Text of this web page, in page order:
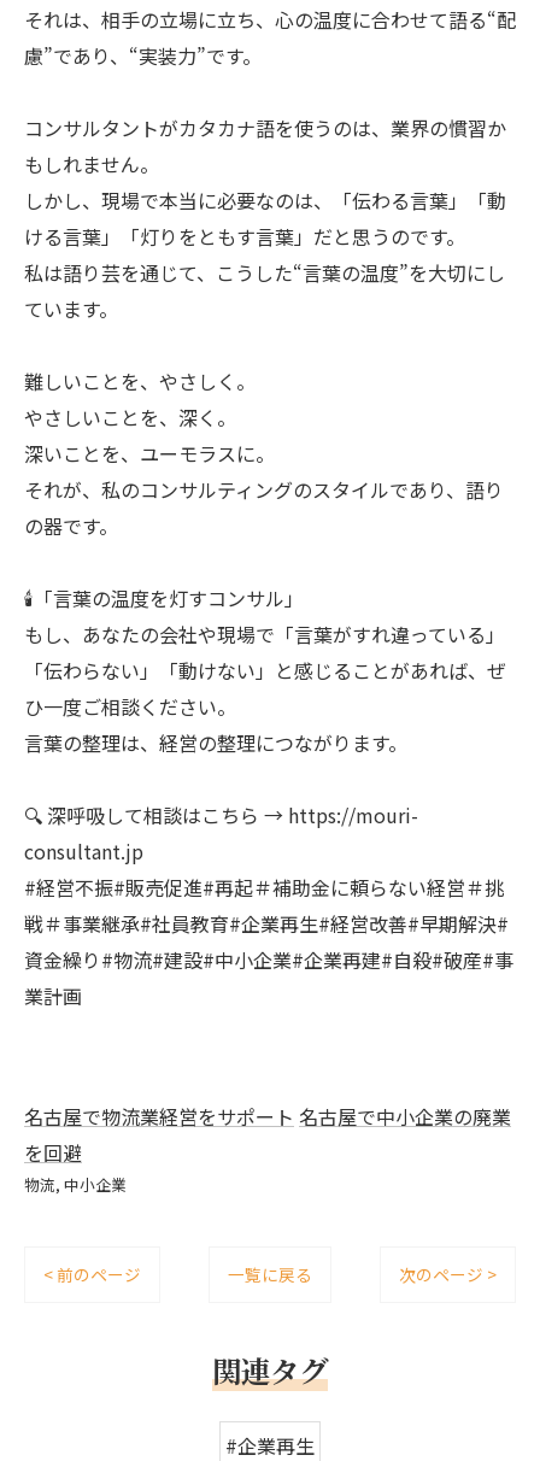
それは、相手の立場に立ち、心の温度に合わせて語る“配
慮”であり、“実装力”です。
コンサルタントがカタカナ語を使うのは、業界の慣習か
もしれません。
しかし、現場で本当に必要なのは、「伝わる言葉」「動
ける言葉」「灯りをともす言葉」だと思うのです。
私は語り芸を通じて、こうした“言葉の温度”を大切にし
ています。
難しいことを、やさしく。
やさしいことを、深く。
深いことを、ユーモラスに。
それが、私のコンサルティングのスタイルであり、語り
の器です。
🕯️「言葉の温度を灯すコンサル」
もし、あなたの会社や現場で「言葉がすれ違っている」
「伝わらない」「動けない」と感じることがあれば、ぜ
ひ一度ご相談ください。
言葉の整理は、経営の整理につながります。
🔍 深呼吸して相談はこちら → https://mouri-
consultant.jp
#経営不振#販売促進#再起＃補助金に頼らない経営＃挑
戦＃事業継承#社員教育#企業再生#経営改善#早期解決#
資金繰り#物流#建設#中小企業#企業再建#自殺#破産#事
業計画
名古屋で物流業経営をサポート 名古屋で中小企業の廃業
を回避
物流 中小企業
< 前のページ 一覧に戻る 次のページ >
関連タグ
#企業再生